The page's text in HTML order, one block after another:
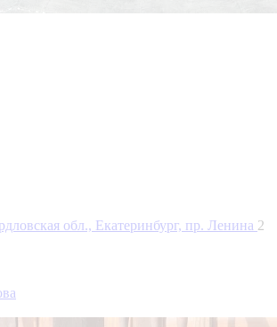
обл., Екатеринбург, пр. Ленина 2